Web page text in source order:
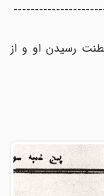
رسیدن او و از